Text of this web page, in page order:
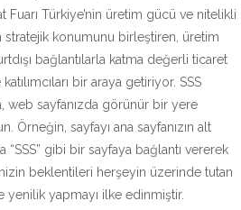
Fuarı Türkiye’nin üretim gücü ve nitelikli
stratejik konumunu birleştiren, üretim
bağlantılarla katma değerli ticaret
bir araya getiriyor. SSS
web sayfanızda görünür bir yere
Örneğin, sayfayı ana sayfanızın alt
“SSS” gibi bir sayfaya bağlantı vererek
beklentileri herşeyin üzerinde tutan
yenilik yapmayı ilke edinmiştir.